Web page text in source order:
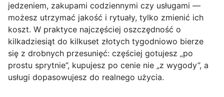
jedzeniem, zakupami codziennymi czy usługami —
możesz utrzymać jakość i rytuały, tylko zmienić ich
koszt. W praktyce najczęściej oszczędność o
kilkadziesiąt do kilkuset złotych tygodniowo bierze
się z drobnych przesunięć: częściej gotujesz „po
prostu sprytnie”, kupujesz po cenie nie „z wygody”, a
usługi dopasowujesz do realnego użycia.